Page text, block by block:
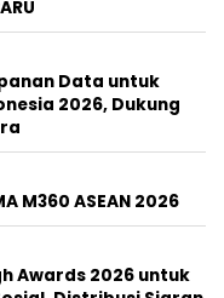
Data untuk
2026, Dukung
M360 ASEAN 2026
Awards 2026 untuk